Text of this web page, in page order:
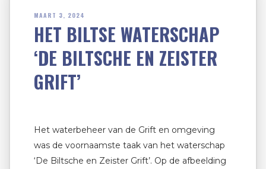
MAART 3, 2024
HET BILTSE WATERSCHAP
‘DE BILTSCHE EN ZEISTER
GRIFT’
Het waterbeheer van de Grift en omgeving
was de voornaamste taak van het waterschap
‘De Biltsche en Zeister Grift’. Op de afbeelding